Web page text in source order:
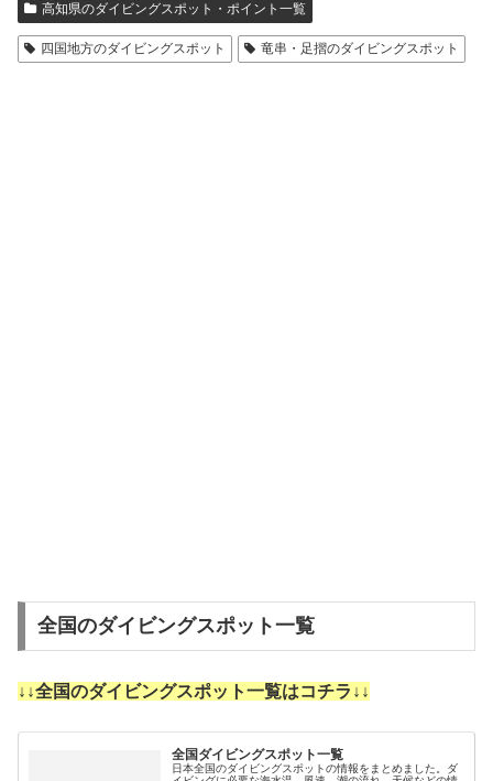
高知県のダイビングスポット・ポイント一覧
四国地方のダイビングスポット 竜串・足摺のダイビングスポット
全国のダイビングスポット一覧
↓↓全国のダイビングスポット一覧はコチラ↓↓
全国ダイビングスポット一覧
日本全国のダイビングスポットの情報をまとめました。ダ